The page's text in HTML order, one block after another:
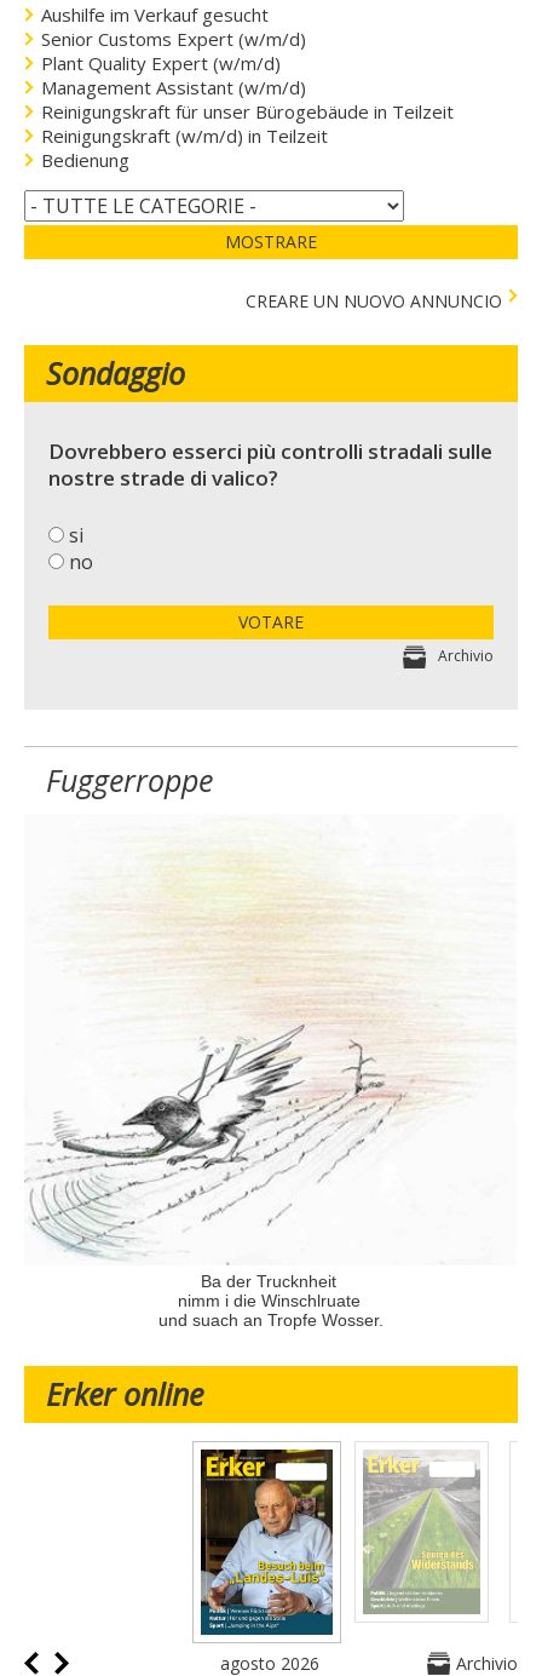
Aushilfe im Verkauf gesucht
Senior Customs Expert (w/m/d)
Plant Quality Expert (w/m/d)
Management Assistant (w/m/d)
Reinigungskraft für unser Bürogebäude in Teilzeit
Reinigungskraft (w/m/d) in Teilzeit
Bedienung
MOSTRARE
CREARE UN NUOVO ANNUNCIO
Sondaggio
Dovrebbero esserci più controlli stradali sulle
nostre strade di valico?
si
no
VOTARE
Archivio
Fuggerroppe
Ba der Trucknheit
nimm i die Winschlruate
und suach an Tropfe Wosser.
Erker online
agosto 2026 Archivio